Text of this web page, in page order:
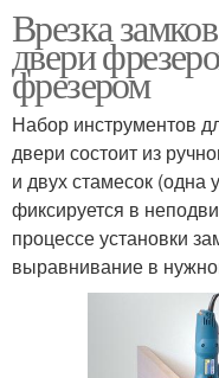
Врезка
двери
фрезером
Набор инструментов
двери состоит из
и двух стамесок (одна
фиксируется в
процессе установки
выравнивание в